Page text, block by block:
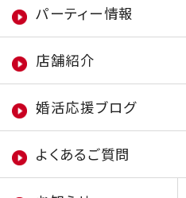
パーティー情報
店舗紹介
婚活応援ブログ
よくあるご質問